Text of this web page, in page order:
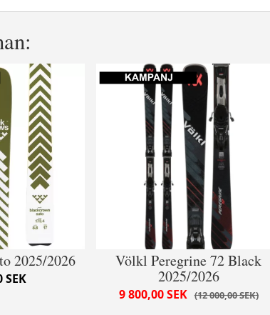
2025/2026
SEK
Völkl Peregrine 72 Black
2025/2026
12 000,00 SEK
9 800,00 SEK